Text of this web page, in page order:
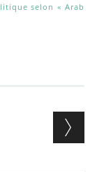
selon « Arab